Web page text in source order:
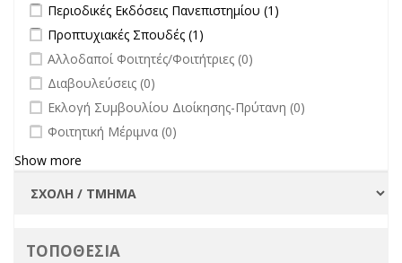
Apply Περιοδικές Εκδόσεις Πανεπιστημίου filter
Περιοδικές Εκδόσεις Πανεπιστημίου (1)
Apply Προπτυχιακές Σπουδές filter
Προπτυχιακές Σπουδές (1)
undefined
Αλλοδαποί Φοιτητές/Φοιτήτριες (0)
undefined
Διαβουλεύσεις (0)
undefined
Εκλογή Συμβουλίου Διοίκησης-Πρύτανη (0)
undefined
Φοιτητική Μέριμνα (0)
Show more
ΤΟΠΟΘΕΣΙΑ